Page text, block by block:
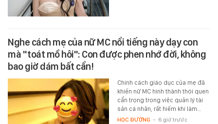
Nghe cách mẹ của nữ MC nổi tiếng này dạy con
mà "toát mồ hôi": Con được phen nhớ đời, không
bao giờ dám bất cẩn!
Chính cách giáo dục của mẹ đã
khiến nữ MC hình thành thói quen
cẩn trọng trong việc quản lý tài
sản cá nhân, rất hiếm khi làm…
HỌC ĐƯỜNG - 6 giờ trước